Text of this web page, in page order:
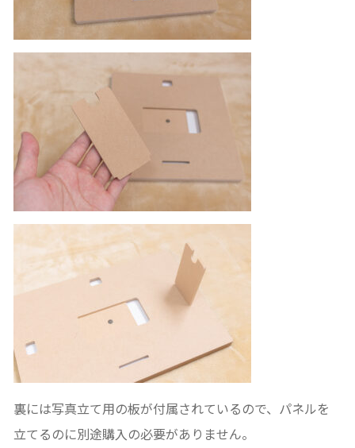
裏には写真立て用の板が付属されているので、パネルを
立てるのに別途購入の必要がありません。